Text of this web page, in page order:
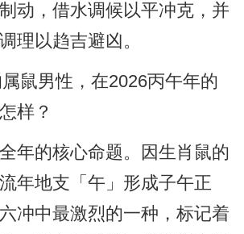
动，借水调候以平冲克，并
理以趋吉避凶。
鼠男性，在2026丙午年的
样？
年的核心命题。因生肖鼠的
年地支「午」形成子午正
冲中最激烈的一种，标记着